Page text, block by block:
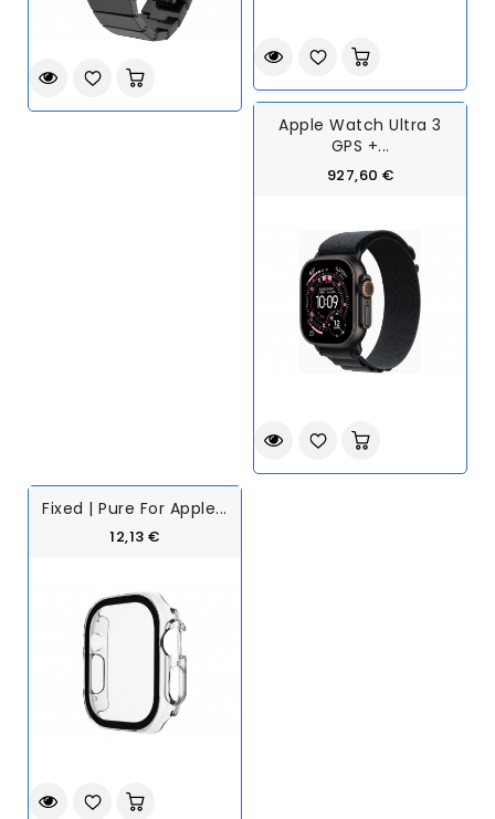
Apple Watch Ultra 3
GPS +...
927,60 €
Fixed | Pure For Apple...
12,13 €